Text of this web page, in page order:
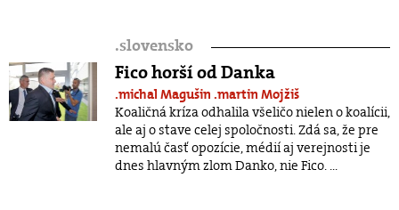
.slovensko
Fico horší od Danka
.michal Magušin .martin Mojžiš
Koaličná kríza odhalila všeličo nielen o koalícii,
ale aj o stave celej spoločnosti. Zdá sa, že pre
nemalú časť opozície, médií aj verejnosti je
dnes hlavným zlom Danko, nie Fico. ...